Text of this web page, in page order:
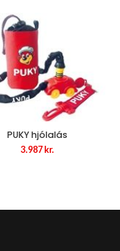
65.789 kr..
PUKY hjólalás
3.987 kr.